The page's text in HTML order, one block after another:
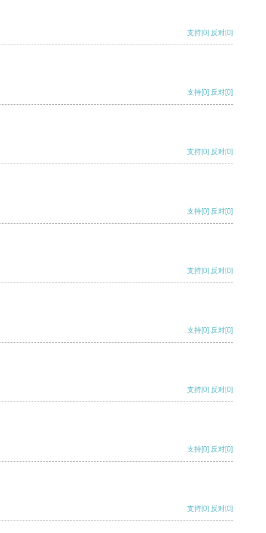
支持[0] 反对[0]
支持[0] 反对[0]
支持[0] 反对[0]
支持[0] 反对[0]
支持[0] 反对[0]
支持[0] 反对[0]
支持[0] 反对[0]
支持[0] 反对[0]
支持[0] 反对[0]